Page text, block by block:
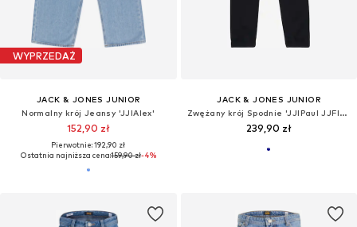
WYPRZEDAŻ
JACK & JONES JUNIOR
Normalny krój Jeansy 'JJIAlex'
152,90 zł
Pierwotnie: 192,90 zł
Ostatnia najniższa cena:159,90 zł-4%
JACK & JONES JUNIOR
Zwężany krój Spodnie 'JJIPaul JJFlake'
239,90 zł